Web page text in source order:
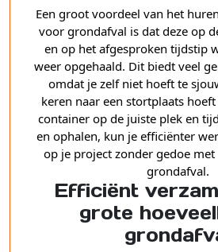
Een groot voordeel van het
voor grondafval is dat deze op
en op het afgesproken tijdstip
weer opgehaald. Dit biedt veel
omdat je zelf niet hoeft te
keren naar een stortplaats
container op de juiste plek en
en ophalen, kun je efficiënter
op je project zonder gedoe
grondafval.
Efficiënt
grote